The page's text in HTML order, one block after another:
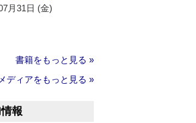
月31日 (金)
書籍をもっと見る »
ディアをもっと見る »
報